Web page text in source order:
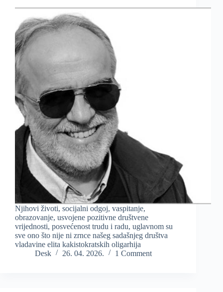
Njihovi životi, socijalni odgoj, vaspitanje,
obrazovanje, usvojene pozitivne društvene
vrijednosti, posvećenost trudu i radu, uglavnom su
sve ono što nije ni zrnce našeg sadašnjeg društva
vladavine elita kakistokratskih oligarhija
Desk
26. 04. 2026. 1 Comment